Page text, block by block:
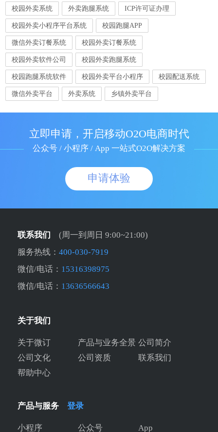
校园外卖系统 外卖跑腿系统 ICP许可证办理
校园外卖小程序平台系统 校园跑腿APP
微信外卖订餐系统 校园外卖订餐系统
校园外卖软件公司 校园外卖跑腿系统
校园跑腿系统软件 校园外卖平台小程序 校园配送系统
微信外卖平台 外卖系统 乡镇外卖平台
立即申请，开启移动O2O电商时代
公众号 / 小程序 / App 一站式O2O解决方案
申请体验
联系我们
(周一到周日 9:00~21:00)
服务热线： 400-030-7919
微信/电话： 15316398975
微信/电话： 13636566643
关于我们
关于微订 产品与业务全景 公司简介
公司文化
公司资质
联系我们
帮助中心
产品与服务 登录
小程序 公众号 App